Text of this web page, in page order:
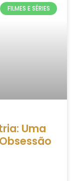
FILMES E SÉRIES
Uma